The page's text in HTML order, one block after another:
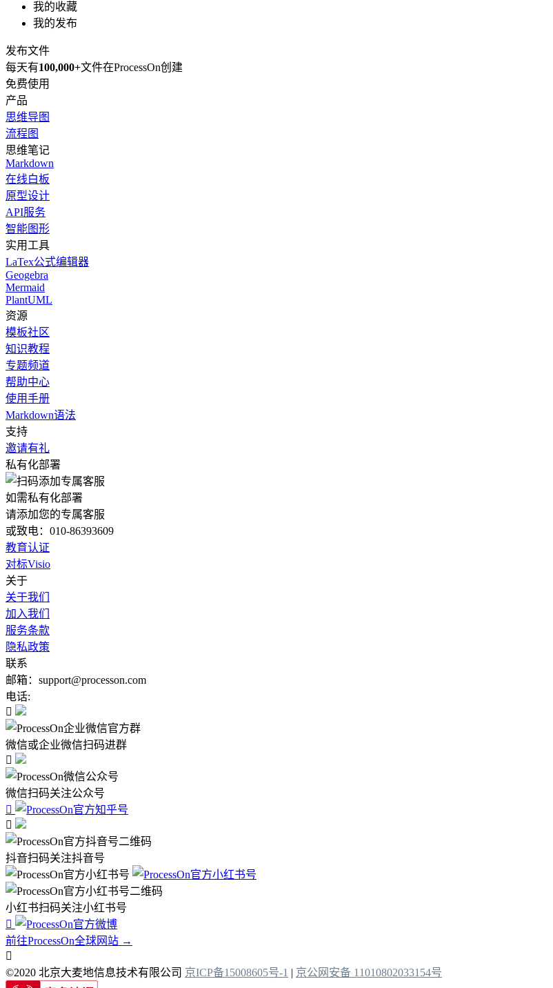
我的收藏
我的发布
发布文件
每天有100,000+文件在ProcessOn创建
免费使用
产品
思维导图
流程图
思维笔记
Markdown
在线白板
原型设计
API服务
智能图形
实用工具
LaTex公式编辑器
Geogebra
Mermaid
PlantUML
资源
模板社区
知识教程
专题频道
帮助中心
使用手册
Markdown语法
支持
邀请有礼
私有化部署
如需私有化部署
请添加您的专属客服
或致电：010-86393609
教育认证
对标Visio
关于
关于我们
加入我们
服务条款
隐私政策
联系
邮箱：support@processon.com
电话:

微信或企业微信扫码进群

微信扫码关注公众号


抖音扫码关注抖音号
小红书扫码关注小红书号

前往ProcessOn全球网站 →

©2020 北京大麦地信息技术有限公司 京ICP备15008605号-1 | 京公网安备 11010802033154号